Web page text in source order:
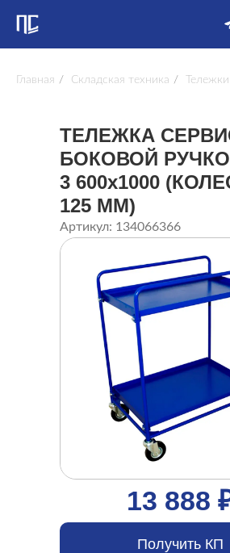
Главная / Складская техника / Тележки
ТЕЛЕЖКА
БОКОВОЙ
3 600x1000
125 ММ)
Артикул: 134066366
13 888
Получить КП